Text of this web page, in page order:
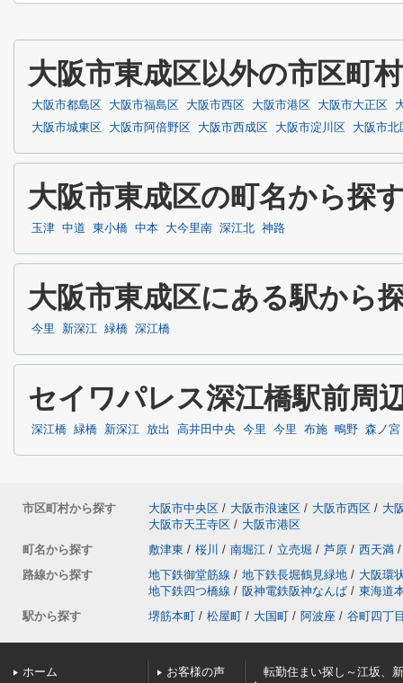
大阪市東成区以外の市区町
大阪市都島区 大阪市福島区 大阪市西区 大阪市港区 大阪市大正区
大阪市城東区
大阪市阿倍野区 大阪市西成区 大阪市淀川区 大阪市北
大阪市東成区の町名から探
玉津 中道 東小橋 中本 大今里南 深江北 神路
大阪市東成区にある駅から
今里 新深江 緑橋 深江橋
セイワパレス深江橋駅前周
深江橋 緑橋 新深江 放出 高井田中央 今里 今里 布施 鴫野 森ノ宮
市区町村から探す 大阪市中央区 / 大阪市浪速区 / 大阪市西区 / 大
大阪市天王寺区 / 大阪市港区
町名から探す
敷津東 / 桜川 / 南堀江 / 立売堀 / 芦原 / 西天満 /
路線から探す
地下鉄御堂筋線 / 地下鉄長堀鶴見緑地 / 大阪環
地下鉄四つ橋線 / 阪神電鉄阪神なんば / 東海道
駅から探す
堺筋本町 / 松屋町 / 大国町 / 阿波座 / 谷町四丁
ホーム
お客様の声
転勤住まい探し～江坂、